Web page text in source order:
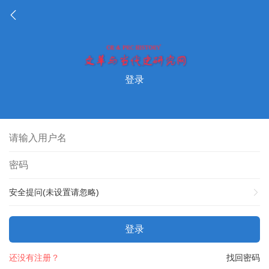
登录
安全提问(未设置请忽略)
登录
找回密码
还没有注册？